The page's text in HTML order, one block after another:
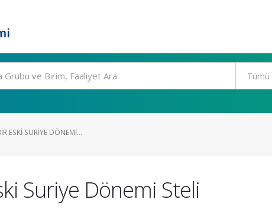
ESKI SURIYE DÖNEMI...
Suriye Dönemi Steli